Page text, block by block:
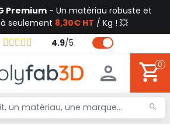
Premium - Un matériau robuste et
seulement 8,30€ HT / Kg ! 💥
4.9/5
0